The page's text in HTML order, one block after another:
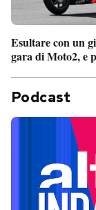
Esultare con un
gara di Moto2, e
Podcast